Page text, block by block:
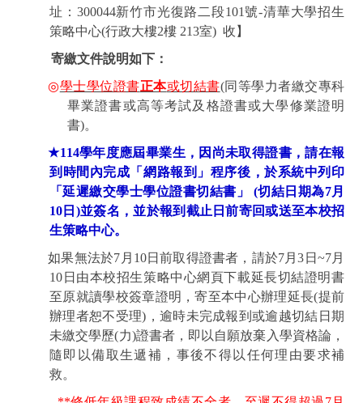
址： 300044新竹市光復路二段101號-清華大學招生
策略中心(行政大樓2樓 213室) 收】
寄繳文件說明如下：
◎學士學位證書正本或切結書(同等學力者繳交專科
畢業證書或高等考試及格證書或大學修業證明
書)。
★114學年度應屆畢業生，因尚未取得證書，請在報
到時間內完成「網路報到」程序後，於系統中列印
「延遲繳交學士學位證書切結書」
(切結日期為7月
10 日 )並簽名，並於報到截止日前寄回或送至本校招
生策略中心。
如果無法於7 月 10日前取得證書者，請於7月3 日 ~7月
10 日由本校招生策略中心網頁下載延長切結證明書
至原就讀學校簽章證明，寄至本中心辦理延長(提前
辦理者恕不受理) ，逾時未完成報到或逾越切結日期
未繳交學歷(力)證書者，即以自願放棄入學資格論，
隨即以備取生遞補，事後不得以任何理由要求補
救。